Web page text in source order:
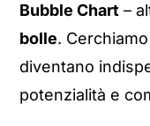
Bubble Chart –
bolle.
diventano
potenzialità e